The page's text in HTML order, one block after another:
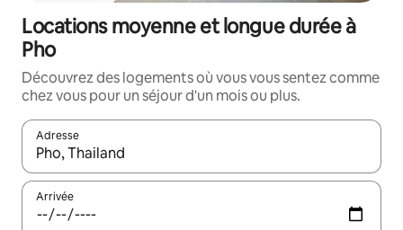
Locations moyenne et longue durée à
Pho
Découvrez des logements où vous vous sentez comme
chez vous pour un séjour d'un mois ou plus.
Adresse
Lorsque les résultats s'affichent, utilisez les flèches vers le
Arrivée